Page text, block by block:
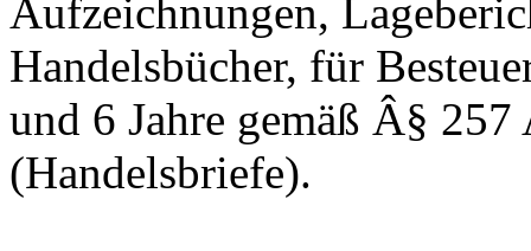
Aufzeichnungen,
Handelsbücher, für
und 6 Jahre gemäß Â§
(Handelsbriefe).